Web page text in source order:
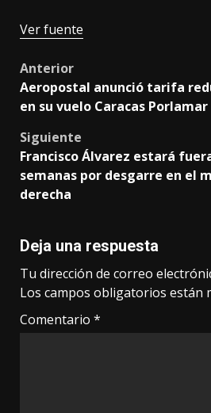
Navegación
de
entradas
Ver fuente
Post
navigation
Anterior
Aeropostal anunció tarifa
en su vuelo Caracas Porlamar
Siguiente
Francisco Álvarez estará
semanas por desgarre en el
derecha
Deja una respuesta
Tu dirección de correo
Los campos obligatorios están
Comentario *